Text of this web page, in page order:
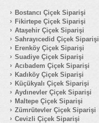
Bostancı Çiçek Siparişi
Fikirtepe Çiçek Siparişi
Ataşehir Çiçek Siparişi
Sahrayıcedid Çiçek Siparişi
Erenköy Çiçek Siparişi
Suadiye Çiçek Siparişi
Acıbadem Çiçek Siparişi
Kadıköy Çiçek Siparişi
Küçükyalı Çiçek Siparişi
Aydınevler Çiçek Siparişi
Maltepe Çiçek Siparişi
Zümrütevler Çiçek Siparişi
Cevizli Çiçek Siparişi